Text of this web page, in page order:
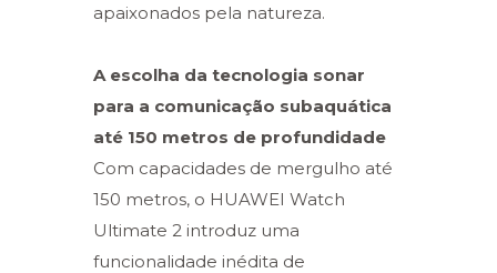
apaixonados pela natureza.
A escolha da tecnologia sonar
para a comunicação subaquática
até 150 metros de profundidade
Com capacidades de mergulho até
150 metros, o HUAWEI Watch
Ultimate 2 introduz uma
funcionalidade inédita de